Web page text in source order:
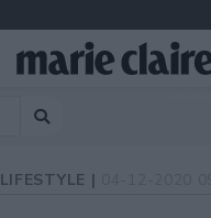
LIFESTYLE |